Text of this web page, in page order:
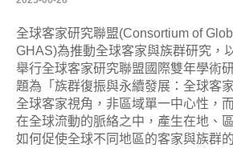
全球客家研究聯盟(Consortium of
GHAS)為推動全球客家與族群研究，
舉行全球客家研究聯盟國際雙年學術
題為「族群復振與永續發展：全球客
全球客家視角，非區域單一中心性，
在全球流動的脈絡之中，產生在地、
如何促使全球不同地區的客家與族群